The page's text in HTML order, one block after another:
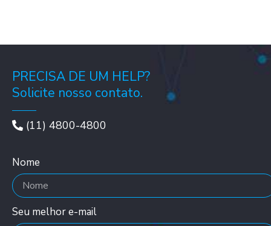
PRECISA DE UM HELP?
Solicite nosso contato.
(11) 4800-4800
Nome
Seu melhor e-mail